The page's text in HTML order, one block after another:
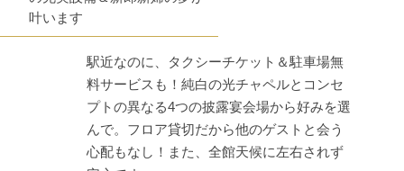
叶います
駅近なのに、タクシーチケット＆駐車場無
料サービスも！純白の光チャペルとコンセ
プトの異なる4つの披露宴会場から好みを選
んで。フロア貸切だから他のゲストと会う
心配もなし！また、全館天候に左右されず